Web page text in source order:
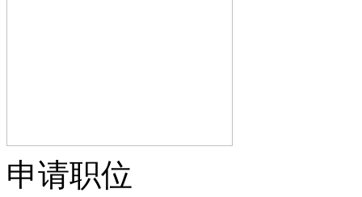
申请职位